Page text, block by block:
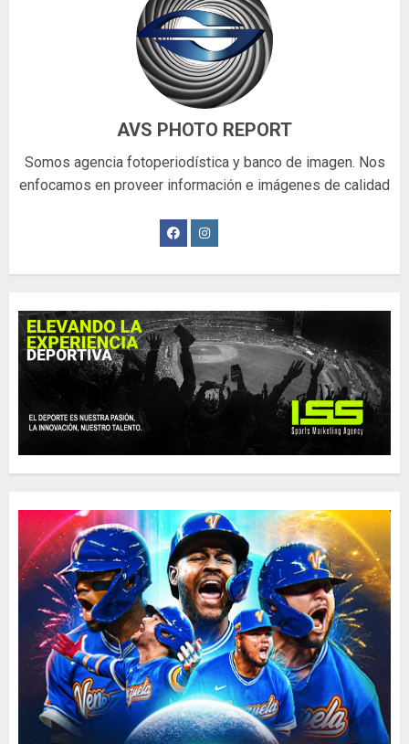
AVS PHOTO REPORT
Somos agencia fotoperiodística y banco de imagen. Nos
enfocamos en proveer información e imágenes de calidad